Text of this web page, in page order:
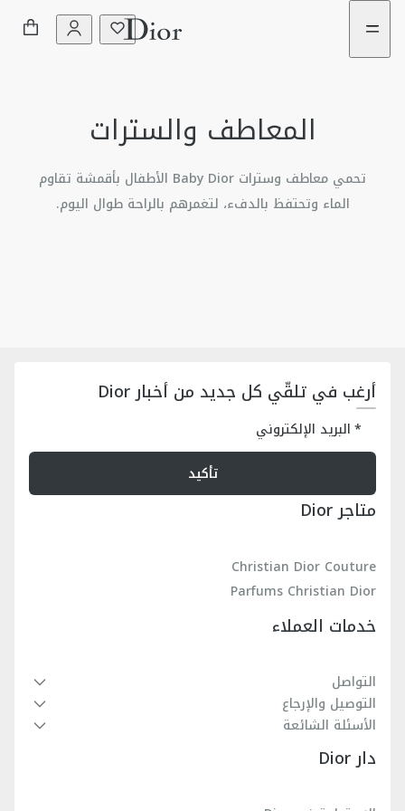
الانتقال
القائمة
الانتقال
المحتوى
المعاطف والسترات
تحمي معاطف وسترات Baby Dior الأطفال بأقمشة تقاوم
الماء وتحتفظ بالدفء، لتغمرهم بالراحة طوال اليوم.
الفساتين وألبسة جمبسوت
التيشيرتات والبلوزات
الكنزات والكنزات الرياضية
الأكسسوارات
الأحذية
أرغب في تلقّي كل جديد من أخبار Dior
البريد الإلكتروني
تأكيد
متاجر Dior
Christian Dior Couture
Parfums Christian Dior
خدمات العملاء
التواصل
التوصيل والإرجاع
الأسئلة الشائعة
دار Dior